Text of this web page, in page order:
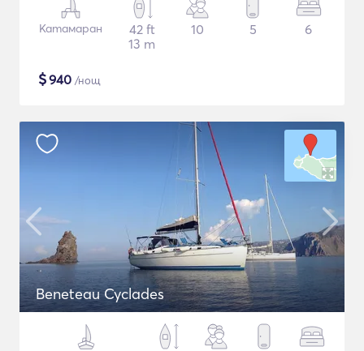
Катамаран
42 ft
13 m
10 5 6
$940 /нощ
Beneteau Cyclades